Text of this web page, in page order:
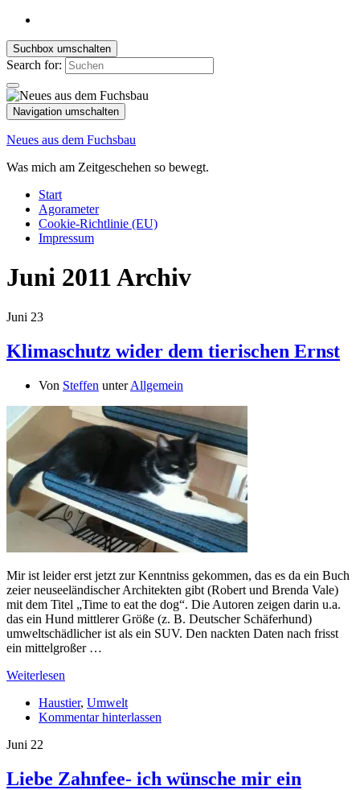
Suchbox umschalten
Search for:
Navigation umschalten
Neues aus dem Fuchsbau
Was mich am Zeitgeschehen so bewegt.
Start
Agorameter
Cookie-Richtlinie (EU)
Impressum
Juni 2011Archiv
Juni 23
Klimaschutz wider dem tierischen Ernst
Von Steffen unterAllgemein
Mir ist leider erst jetzt zur Kenntniss gekommen, das es da ein Buch
zeier neuseeländischer Architekten gibt (Robert und Brenda Vale)
mit dem Titel „Time to eat the dog“. Die Autoren zeigen darin u.a.
das ein Hund mittlerer Größe (z. B. Deutscher Schäferhund)
umweltschädlicher ist als ein SUV. Den nackten Daten nach frisst
ein mittelgroßer …
Weiterlesen
Haustier, Umwelt
Kommentar hinterlassen
Juni 22
Liebe Zahnfee- ich wünsche mir ein